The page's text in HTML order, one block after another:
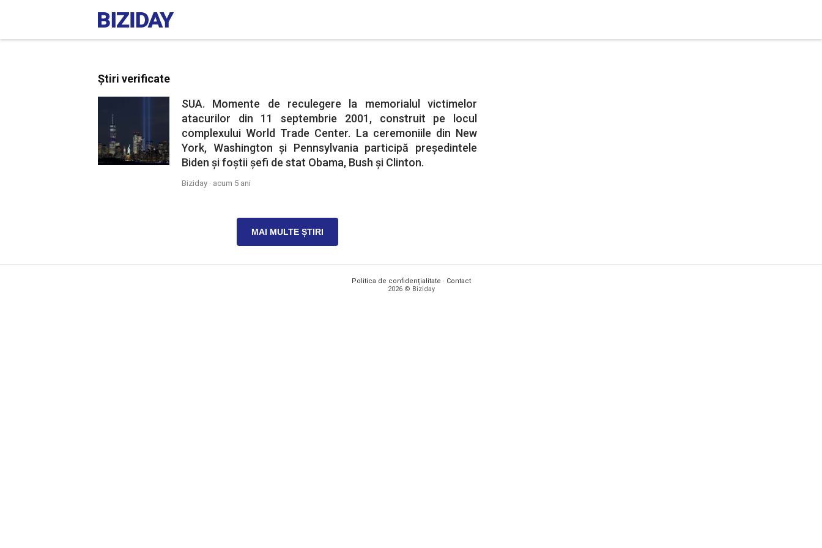
Știri verificate
SUA. Momente de reculegere la memorialul victimelor
atacurilor din 11 septembrie 2001, construit pe locul
complexului World Trade Center. La ceremoniile din New
York, Washington și Pennsylvania participă președintele
Biden și foștii șefi de stat Obama, Bush și Clinton.
Biziday · acum 5 ani
MAI MULTE ȘTIRI
Politica de confidențialitate · Contact
2026 © Biziday